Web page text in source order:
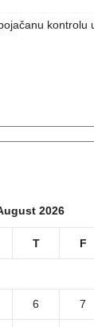
kontrolu
2026
T F
6 7